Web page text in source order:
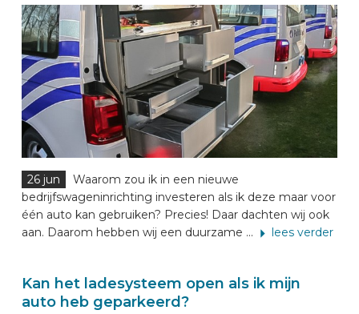
26 jun
Waarom zou ik in een nieuwe
bedrijfswageninrichting investeren als ik deze maar voor
één auto kan gebruiken? Precies! Daar dachten wij ook
aan. Daarom hebben wij een duurzame ...
lees verder
Kan het ladesysteem open als ik mijn
auto heb geparkeerd?